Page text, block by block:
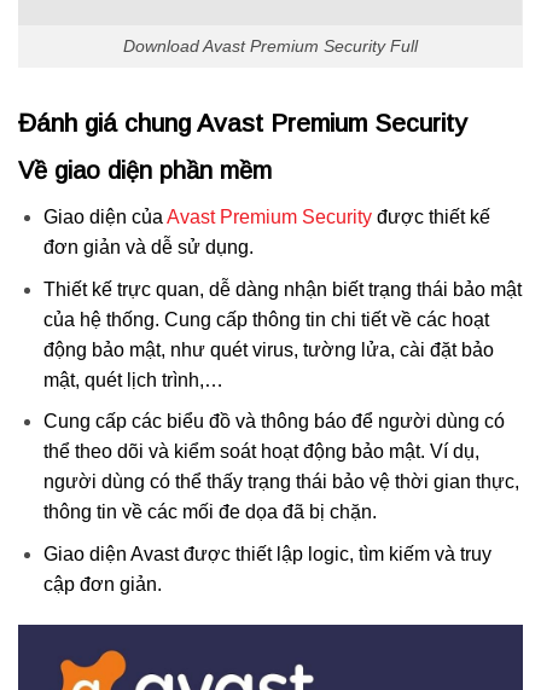
Download Avast Premium Security Full
Đánh giá chung Avast Premium Security
Về giao diện phần mềm
Giao diện của Avast Premium Securityđược thiết kế
đơn giản và dễ sử dụng.
Thiết kế trực quan, dễ dàng nhận biết trạng thái bảo mật
của hệ thống. Cung cấp thông tin chi tiết về các hoạt
động bảo mật, như quét virus, tường lửa, cài đặt bảo
mật, quét lịch trình,…
Cung cấp các biểu đồ và thông báo để người dùng có
thể theo dõi và kiểm soát hoạt động bảo mật. Ví dụ,
người dùng có thể thấy trạng thái bảo vệ thời gian thực,
thông tin về các mối đe dọa đã bị chặn.
Giao diện Avast được thiết lập logic, tìm kiếm và truy
cập đơn giản.